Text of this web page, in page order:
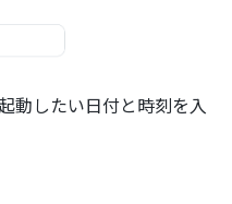
動したい日付と時刻を入